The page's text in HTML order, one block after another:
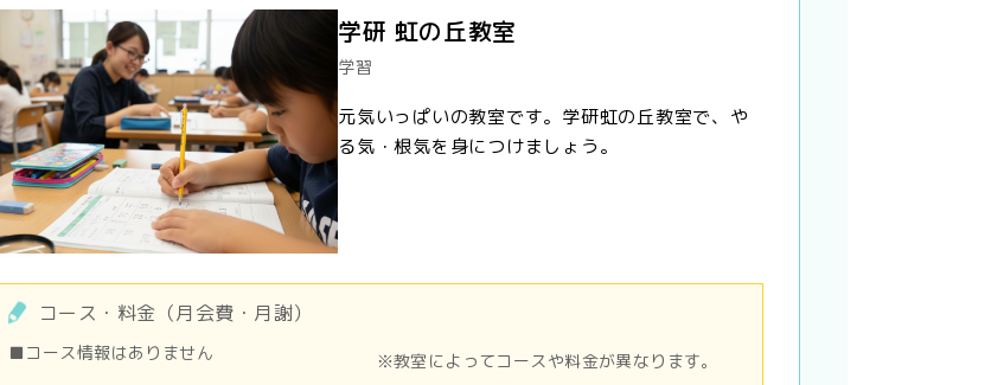
学研 虹の丘教室
学習
元気いっぱいの教室です。学研虹の丘教室で、や
る気・根気を身につけましょう。
コース・料金（月会費・月謝）
■コース情報はありません ※教室によってコースや料金が異なります。